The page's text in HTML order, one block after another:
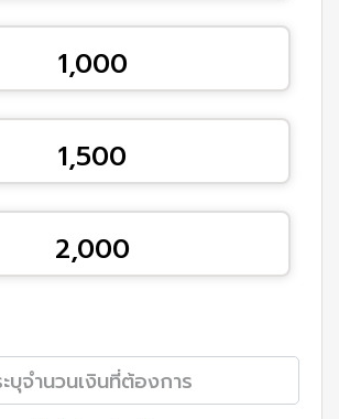
1,000
1,500
2,000